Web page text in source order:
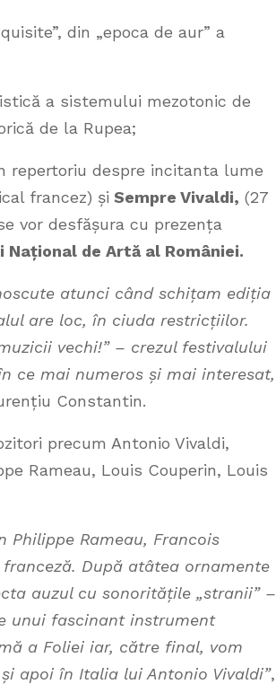
din „epoca de aur” a
a sistemului mezotonic de
de la Rupea;
repertoriu despre incitanta lume
francez) și Sempre Vivaldi, (27
vor desfășura cu prezența
Național de Artă al României.
atunci când schițam ediția
are loc, în ciuda restricțiilor.
vechi!” – crezul festivalului
ce mai numeros și mai interesat,
Constantin.
precum Antonio Vivaldi,
Rameau, Louis Couperin, Louis
Rameau, Francois
După atâtea ornamente
auzul cu sonoritățile „stranii” –
unui fascinant instrument
a Foliei iar, către final, vom
apoi în Italia lui Antonio Vivaldi”,